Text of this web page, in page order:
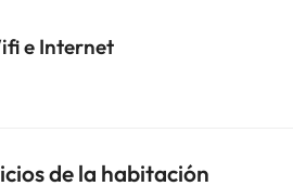
e Internet
de la habitación